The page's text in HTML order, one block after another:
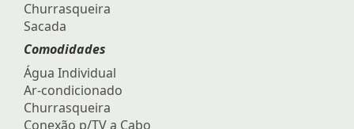
Churrasqueira
Sacada
Comodidades
Água Individual
Ar-condicionado
Churrasqueira
Conexão p/TV a Cabo